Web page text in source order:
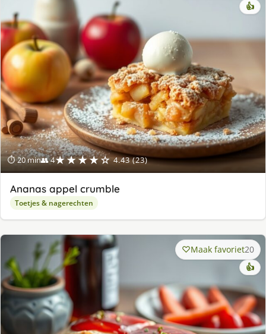
⏱ 20 min👥 4★★★★☆ 4.43 (23)
👍
Ananas appel crumble
Toetjes & nagerechten
Maak favoriet20
👍